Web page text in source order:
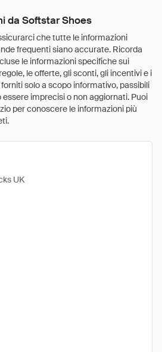
da Softstar Shoes
che tutte le informazioni
frequenti siano accurate. Ricorda
le informazioni specifiche sui
le offerte, gli sconti, gli incentivi e i
solo a scopo informativo, passibili
imprecisi o non aggiornati. Puoi
per conoscere le informazioni più
UK